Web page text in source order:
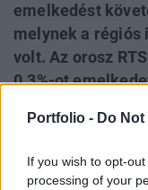
Portfolio - Do
If you wish to opt-
processing of your
emelkedést
melynek a régiós
volt. Az orosz
0.3%-ot
milliárd forintos.
napon esedékes
megosztottság